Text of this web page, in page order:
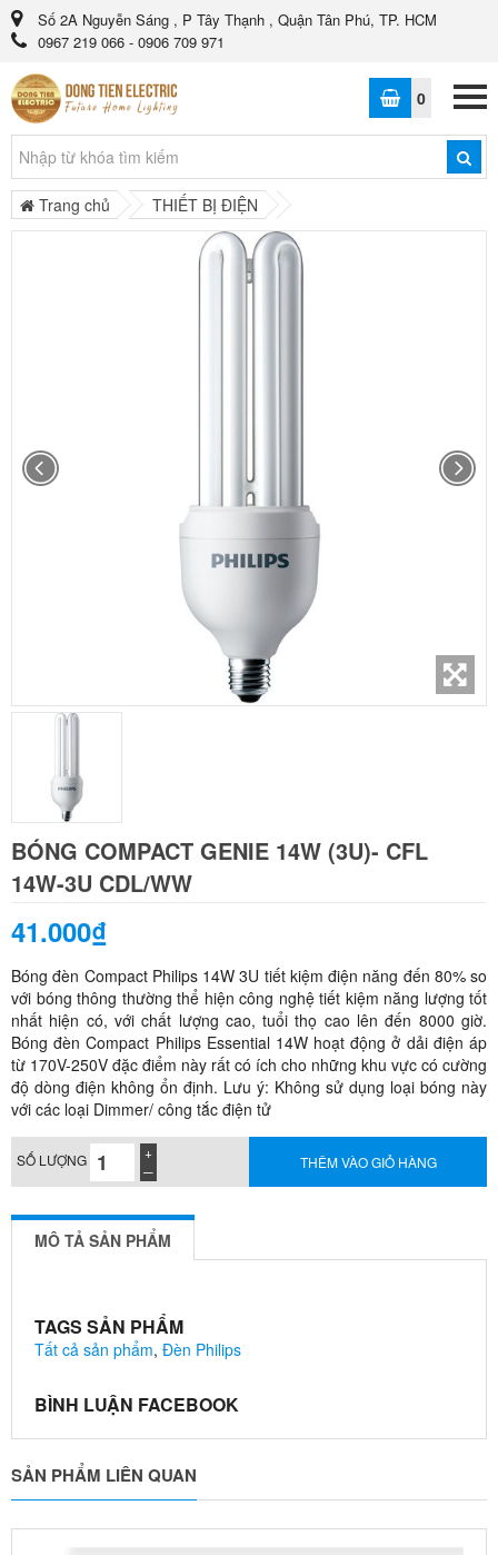
Số 2A Nguyễn Sáng , P Tây Thạnh , Quận Tân Phú, TP. HCM
0967 219 066 - 0906 709 971
0
Trang chủ THIẾT BỊ ĐIỆN
BÓNG COMPACT GENIE 14W (3U)- CFL
14W-3U CDL/WW
41.000₫
Bóng đèn Compact Philips 14W 3U tiết kiệm điện năng đến 80% so
với bóng thông thường thể hiện công nghệ tiết kiệm năng lượng tốt
nhất hiện có, với chất lượng cao, tuổi thọ cao lên đến 8000 giờ.
Bóng đèn Compact Philips Essential 14W hoạt động ở dải điện áp
từ 170V-250V đặc điểm này rất có ích cho những khu vực có cường
độ dòng điện không ổn định. Lưu ý: Không sử dụng loại bóng này
với các loại Dimmer/ công tắc điện tử
SỐ LƯỢNG THÊM VÀO GIỎ HÀNG
MÔ TẢ SẢN PHẨM
TAGS SẢN PHẨM
Tất cả sản phẩm, Đèn Philips
BÌNH LUẬN FACEBOOK
SẢN PHẨM LIÊN QUAN